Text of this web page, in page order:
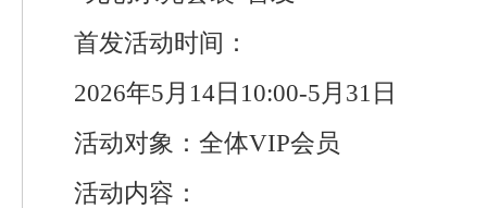
首发活动时间：
2026年5月14日10:00-5月31日
活动对象：全体VIP会员
活动内容：